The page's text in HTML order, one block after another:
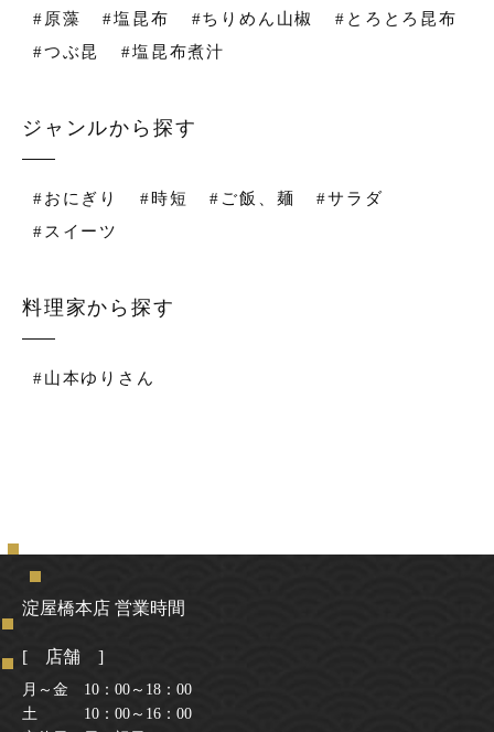
#原藻
#塩昆布 #ちりめん山椒
#とろとろ昆布
#つぶ昆
#塩昆布煮汁
ジャンルから探す
#おにぎり #時短 #ご飯、麺
#サラダ
#スイーツ
料理家から探す
#山本ゆりさん
淀屋橋本店 営業時間
[ 店舗 ]
月～金 10：00～18：00
土 10：00～16：00